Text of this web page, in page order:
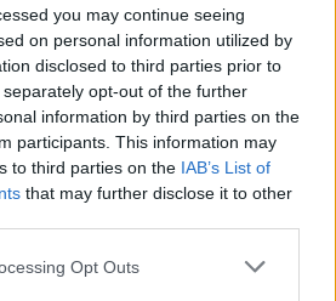
you may continue seeing
on personal information utilized by
disclosed to third parties prior to
opt-out of the further
information by third parties on the
participants. This information may
to third parties on the IAB’s List of
that may further disclose it to other
app uses one or more Google
Opt Outs